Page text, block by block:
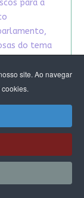
site. Ao navegar
para a
do tema
visto
sexual
direitos